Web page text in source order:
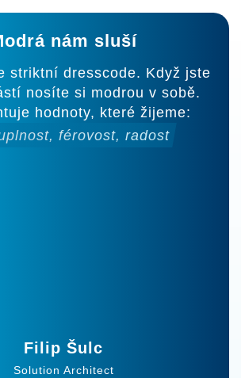
nám sluší
striktní dresscode. Když jste
nosíte si modrou v sobě.
hodnoty, které žijeme:
férovost, radost
Filip Šulc
Solution Architect